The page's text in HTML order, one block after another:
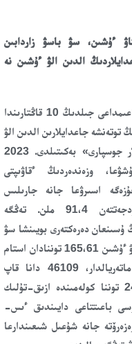
ءۇشىن، سۋ باسۋ زاردابىن
الدىن الۋ ءۇشىن نە
الداعى سۋ تاسقىنىنا دايىندىق شەڭبەرىندە اعىمداعى جىلدىڭ 10 قاڭتارىندا
توتەنشە جاعدايلارىن الدىن الۋ
بويىنشا 2023 جىلعا ارنالعان ءىس-شارالار جوسپارى» بەكىتىلدى. 2023
وزەندەردىڭ ءقاۋىپتى
اسىرۋعا جانە جارىلىس
جۇمىستارىن جۇرگىزۋگە جەرگىلىكتى بيۋدجەتتەن 91،4 ملن. تەڭگە
ۇسىنعان دەرەكتەرى بويىنشا سۋ
تاسقىنىن الدىن الۋ جانە ونىڭ سالدارىن جويۋ ءۇشىن 165،61 توننادان استام
ججق، 10939،1 تونناعا جۋىق ينەرتتى ماتەريالدار، 46109 دانا قاپ
دايىندالدى، زارداپ شەككەن حالىققا 24،71 توننا كولەمىندە ازىق-تۇلىك
وسى باعىتتاعى دايىندىق ءىس-
جانە شۇعىل شىعىندارعا